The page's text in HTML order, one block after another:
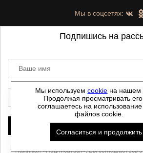
Мы в соцсетях:
©2021-2026 - ShoesTown.ru -
защищены.
Данный сайт не является
не является публичной
Политика обработки
Автоматизировано -
Мы используемcookie на нашем
Продолжая просматривать
соглашаетесь на
файлов cookie.
Согласиться и продолжить
Подпишись на
Ваше имя
Нажимая «Подписаться», Вы соглашаетесь